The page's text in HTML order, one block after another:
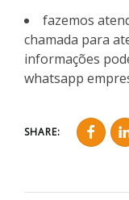
fazemos
chamada para
informações
whatsapp
SHARE: